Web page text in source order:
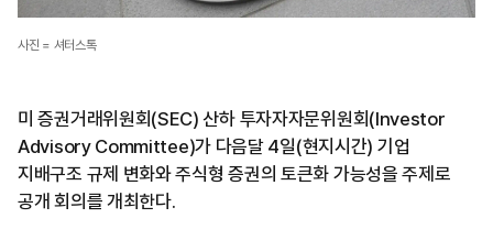
사진 = 셔터스톡
미 증권거래위원회(SEC) 산하 투자자자문위원회(Investor
Advisory Committee)가 다음달 4일(현지시간) 기업
지배구조 규제 변화와 주식형 증권의 토큰화 가능성을 주제로
공개 회의를 개최한다.